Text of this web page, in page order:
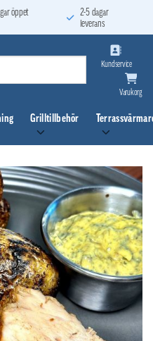
öppet
2-5 dagar
leverans
Kundservice
Varukorg
Grilltillbehör